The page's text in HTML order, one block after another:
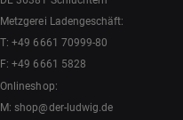
Metzgerei Ladengeschäft:
T:+49 6661 70999-80
F: +49 6661 5828
Onlineshop:
M:shop@der-ludwig.de